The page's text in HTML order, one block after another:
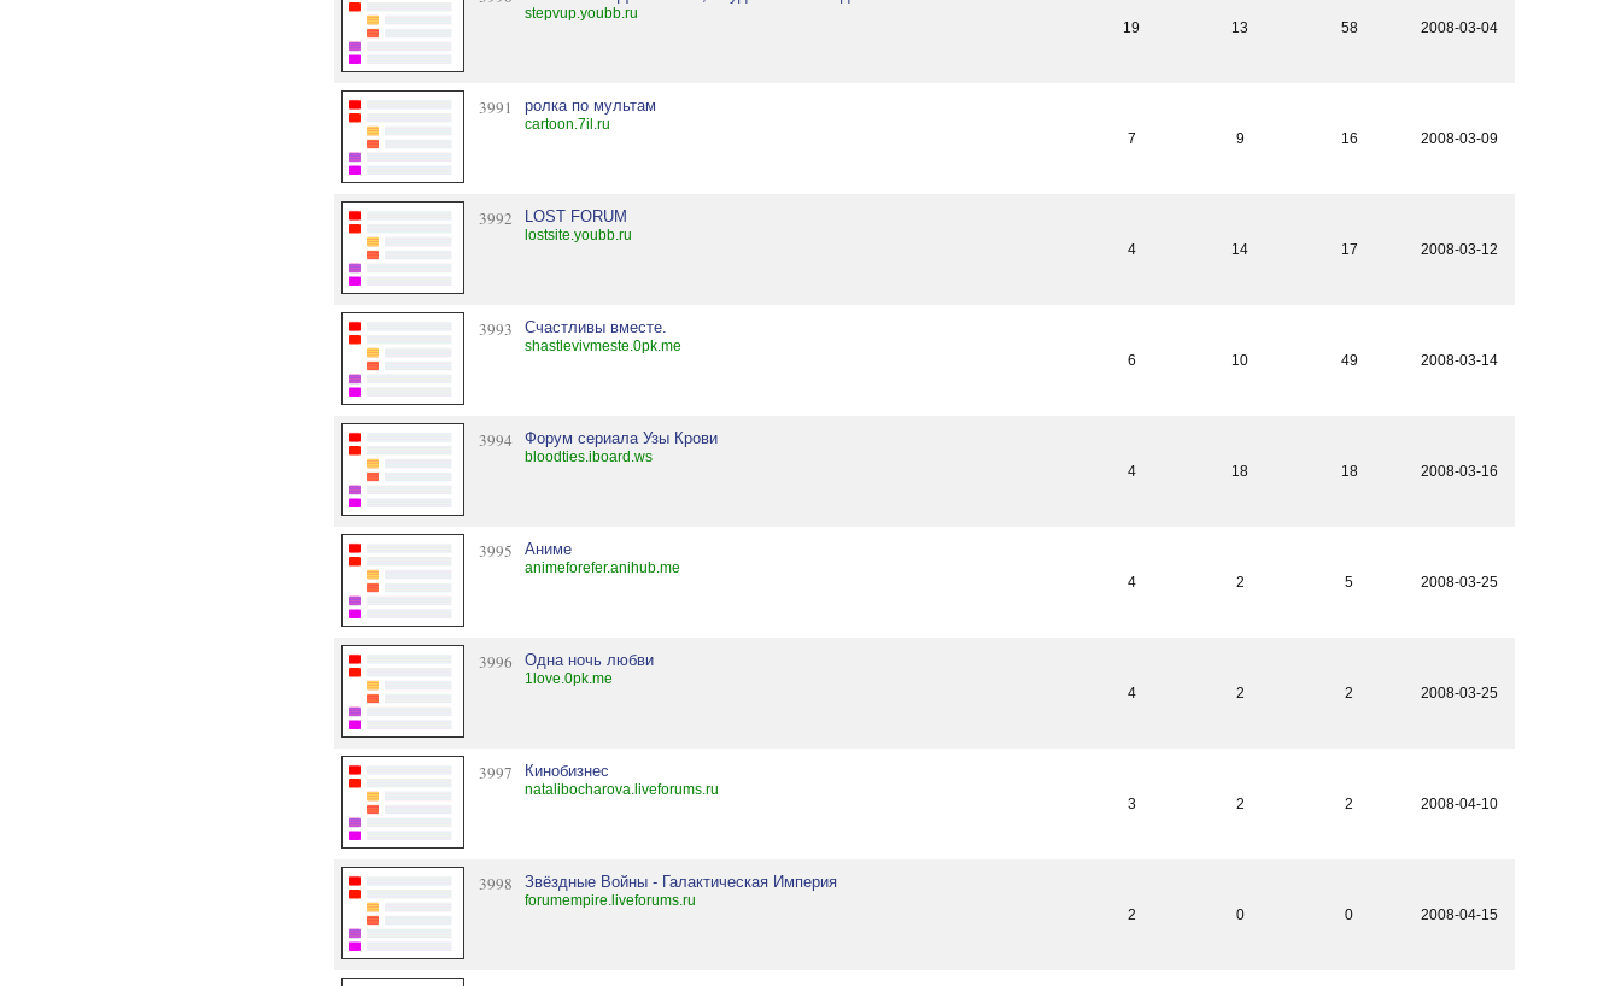
stepvup.youbb.ru
19
13 58 2008-03-04
3991 ролка по мультам
cartoon.7il.ru
7
9 16 2008-03-09
3992 LOST FORUM
lostsite.youbb.ru
4
14 17 2008-03-12
3993 Счастливы вместе.
shastlevivmeste.0pk.me
6
10 49 2008-03-14
3994 Форум сериала Узы Крови
bloodties.iboard.ws
4
18 18 2008-03-16
3995 Аниме
animeforefer.anihub.me
4
2 5 2008-03-25
3996 Одна ночь любви
1love.0pk.me
4
2 2 2008-03-25
3997 Кинобизнес
natalibocharova.liveforums.ru
3
2 2 2008-04-10
3998 Звёздные Войны - Галактическая Империя
forumempire.liveforums.ru
2
0 0 2008-04-15